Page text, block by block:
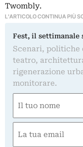
Twombly.
L'ARTICOLO CONTINUA PIÙ
Fest, il
Scenari,
teatro,
rigenerazione
monitorare.
(Obbligatorio)
(Obbligatorio)